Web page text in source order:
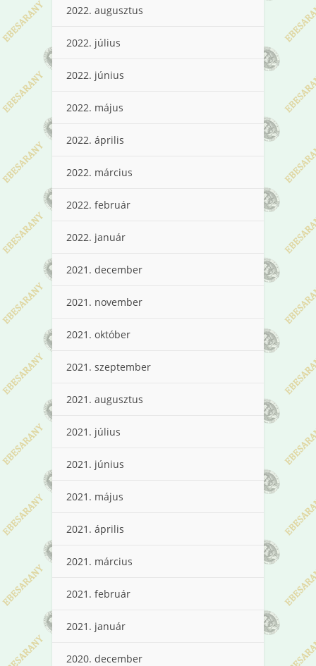
2022. augusztus
2022. július
2022. június
2022. május
2022. április
2022. március
2022. február
2022. január
2021. december
2021. november
2021. október
2021. szeptember
2021. augusztus
2021. július
2021. június
2021. május
2021. április
2021. március
2021. február
2021. január
2020. december